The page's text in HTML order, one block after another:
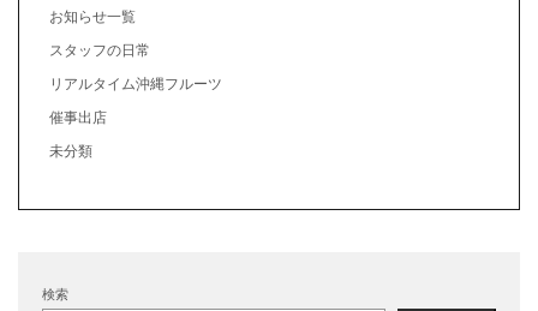
お知らせ一覧
スタッフの日常
リアルタイム沖縄フルーツ
催事出店
未分類
検索